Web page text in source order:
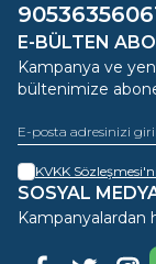
E-BÜLTEN
Kampanya ve
bültenimize
KVKK Sözleşmesi'ni
SOSYAL
Kampanyalardan